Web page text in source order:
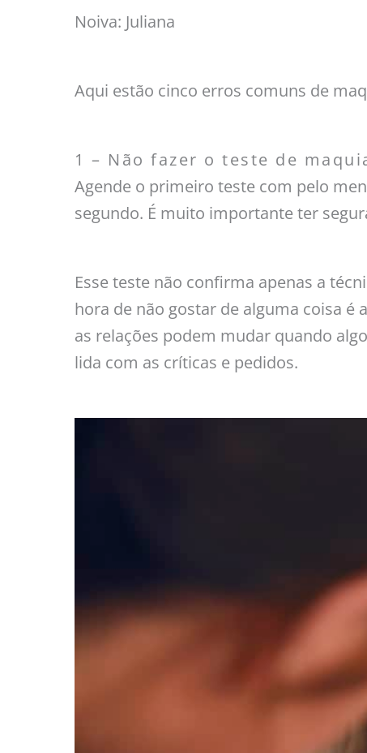
Noiva: Juliana
Aqui estão cinco erros comuns de
1 – Não fazer o teste de
Agende o primeiro teste com pelo
segundo. É muito importante ter
Esse teste não confirma apenas a
hora de não gostar de alguma coisa é
as relações podem mudar quando
lida com as críticas e pedidos.